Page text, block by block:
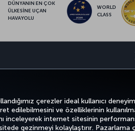
çerezler ideal kullanıcı
edilebilmesini ve özelliklerinin
inceleyerek internet sitesinin
gezinmeyi kolaylaştırır.
DÜNYANIN EN ÇOK
ÜLKESİNE UÇAN
HAVAYOLU
WORLD
CLASS
Hizmetleri Erişilebilirlik